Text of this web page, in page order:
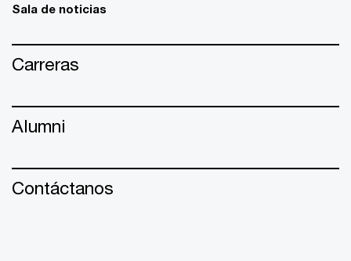
Sala de noticias
Carreras
Alumni
Contáctanos